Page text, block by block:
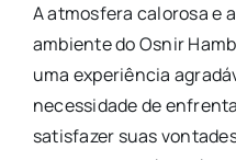
A atmosfera calorosa e
ambiente do Osnir
uma experiência
necessidade de
satisfazer suas